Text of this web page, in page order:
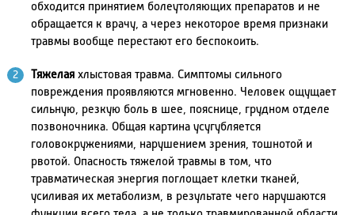
обходится принятием болеутоляющих препаратов и не
обращается к врачу, а через некоторое время признаки
травмы вообще перестают его беспокоить.
Тяжелаяхлыстовая травма. Симптомы сильного
повреждения проявляются мгновенно. Человек ощущает
сильную, резкую боль в шее, пояснице, грудном отделе
позвоночника. Общая картина усугубляется
головокружениями, нарушением зрения, тошнотой и
рвотой. Опасность тяжелой травмы в том, что
травматическая энергия поглощает клетки тканей,
усиливая их метаболизм, в результате чего нарушаются